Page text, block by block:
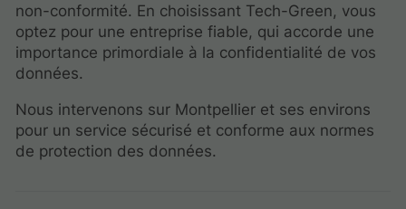
non-conformité. En choisissant Tech-Green, vous
optez pour une entreprise fiable, qui accorde une
importance primordiale à la confidentialité de vos
données.
Nous intervenons sur Montpellier et ses environs
pour un service sécurisé et conforme aux normes
de protection des données.